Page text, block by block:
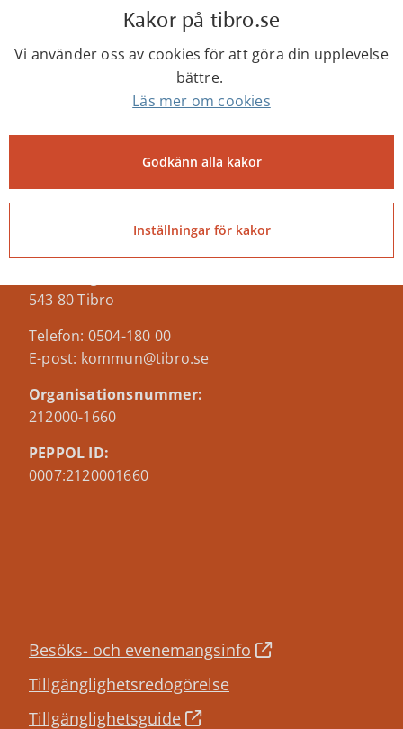
begravningsombud
Senast ändrad:
Tibro kommun
543 80 Tibro
Telefon: 0504-180 00
E-post: kommun@tibro.se
Organisationsnummer:
212000-1660
PEPPOL ID:
0007:2120001660
Besöks- och evenemangsinfo
Tillgänglighetsredogörelse
Tillgänglighetsguide
Kakor på tibro.se
Vi använder oss av cookies för att göra din upplevelse
bättre.
Läs mer om cookies
Godkänn alla kakor
Inställningar för kakor